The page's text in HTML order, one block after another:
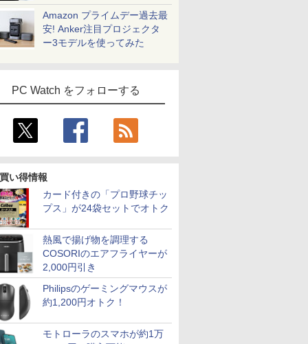
Amazon プライムデー過去最
安! Anker注目プロジェクタ
ー3モデルを使ってみた
PC Watch をフォローする
い得情報
カード付きの「プロ野球チッ
プス」が24袋セットでオトク
熱風で揚げ物を調理する
COSORIのエアフライヤーが
2,000円引き
Philipsのゲーミングマウスが
約1,200円オトク！
モトローラのスマホが約1万